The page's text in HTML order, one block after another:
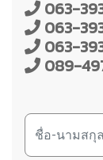
063-
063-
063-
089-